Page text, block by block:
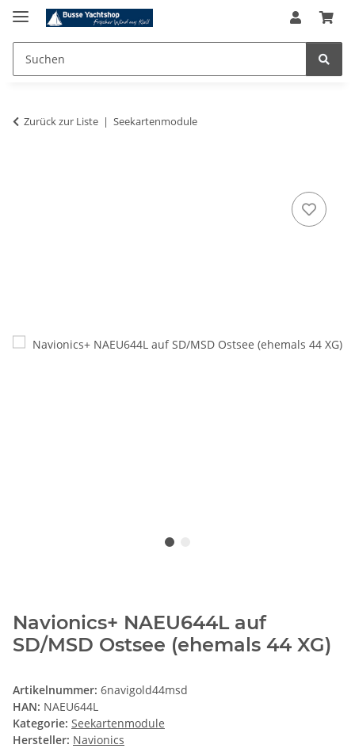
Zurück zur Liste Seekartenmodule
Navionics+ NAEU644L auf
SD/MSD Ostsee (ehemals 44 XG)
Artikelnummer: 6navigold44msd
HAN: NAEU644L
Kategorie: Seekartenmodule
Hersteller: Navionics